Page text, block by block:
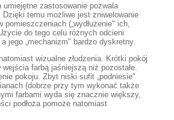
zastosowanie pozwala
temu możliwe jest zniwelowanie
(„wydłużenie" ich,
do tego celu różnych odcieni
jego „mechanizm" bardzo dyskretny.
wizualne złudzenia. Krótki pokój
farbą jaśniejszą niż pozostałe.
pokoju. Zbyt niski sufit „podniesie"
(dobrze przy tym wykonać także
farbami wyda się znacznie większy,
podłoża pomoże natomiast